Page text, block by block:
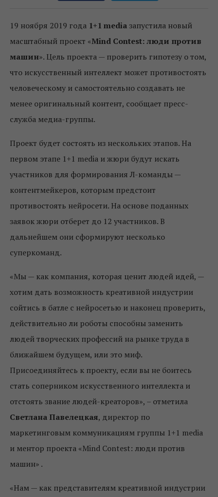
19 ноября 2019 года 1+1 media запустила новый
масштабный проект «Mind Contest: люди против
машин». Цель проекта — проверить гипотезу о том,
что искусственный интеллект может противостоять
человеческому и самостоятельно создавать не
менее оригинальный контент, сообщает пресс-
служба медиа-группы.
Проект будет состоять из нескольких этапов. На
первом этапе 1+1 media и жюри будут искать
участников для формирования Л-команды —
контентмейкеров, которым предстоит
противостоять нейросети. На основе поданных
заявок жюри отберет до 12 участников. В
дальнейшем они сформируют несколько
суперкоманд.
«Мы — как компания, которая ценит людей идей, —
хотим дать возможность креативной индустрии
сойтись в батле с нейросетью и наконец проверить,
действительно ли роботы способны заменить
людей творческих профессий на рынке труда в
ближайшем будущем, или это миф.
Присоединяйтесь к проекту, если вы не боитесь
стать соперником искусственного интеллекта и
отстоять звание людей-креаторов», – отметила
Светлана Павелецкая, директор по
маркетинговым коммуникациям группы 1+1 media
и ментор проекта «Mind Contest: люди против
машин» .
«Нам — как представителям креативной индустрии